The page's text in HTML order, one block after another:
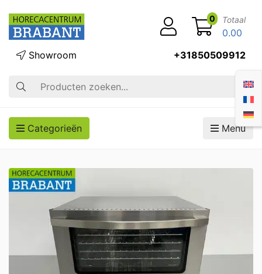
Zoek op
Showroom +31850509912
0 Totaal
0.00
Categorieën Menu